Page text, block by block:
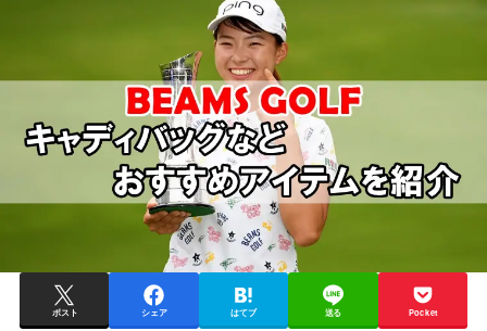
ポスト シェア はてブ 送る Pocket